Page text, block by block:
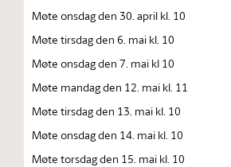
Møte onsdag den 30. april kl. 10
Møte tirsdag den 6. mai kl. 10
Møte onsdag den 7. mai kl 10
Møte mandag den 12. mai kl. 11
Møte tirsdag den 13. mai kl. 10
Møte onsdag den 14. mai kl. 10
Møte torsdag den 15. mai kl. 10